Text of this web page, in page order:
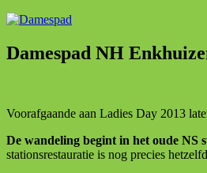
Damespad NH
Voorafgaande aan Ladies Day 2013
De wandeling begint in het oude NS
stationsrestauratie is nog precies